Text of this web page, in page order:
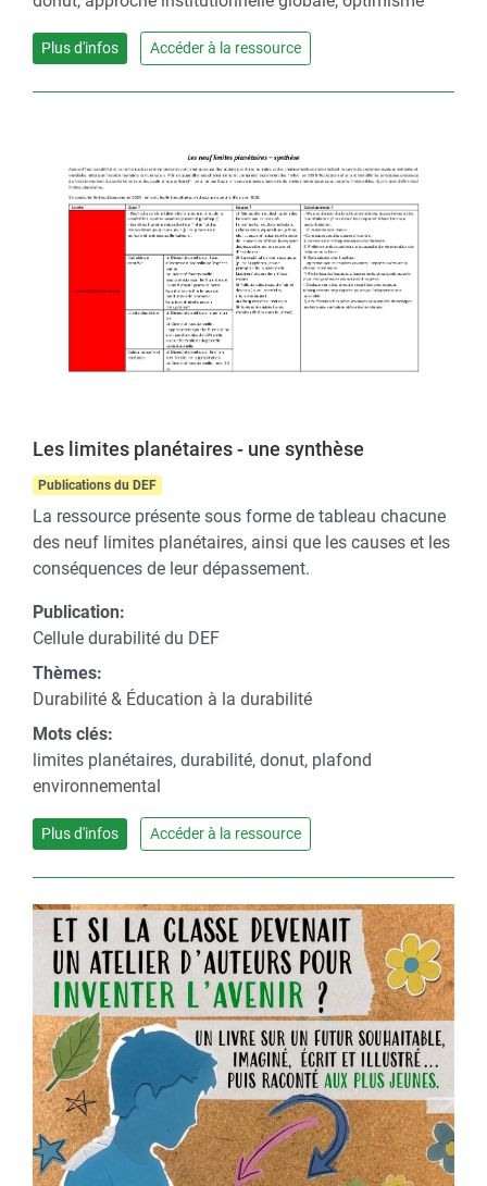
Plus d'infos Accéder à la ressource
Les limites planétaires - une synthèse
Publications du DEF
La ressource présente sous forme de tableau chacune
des neuf limites planétaires, ainsi que les causes et les
conséquences de leur dépassement.
Publication:
Cellule durabilité du DEF
Thèmes:
Durabilité & Éducation à la durabilité
Mots clés:
limites planétaires, durabilité, donut, plafond
environnemental
Plus d'infos Accéder à la ressource